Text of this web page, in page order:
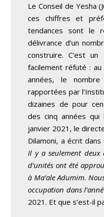
Le Conseil de Yesha
ces chiffres et
tendances sont le
délivrance d’un
construire. C’est
facilement réfuté :
années, le
rapportées par
dizaines de pour
des cinq années
janvier 2021, le
Dilamoni, a écrit dans
Il y a seulement deux
d’unités ont été
à Ma’ale Adumim.
occupation dans
2021. Et que s’est-il